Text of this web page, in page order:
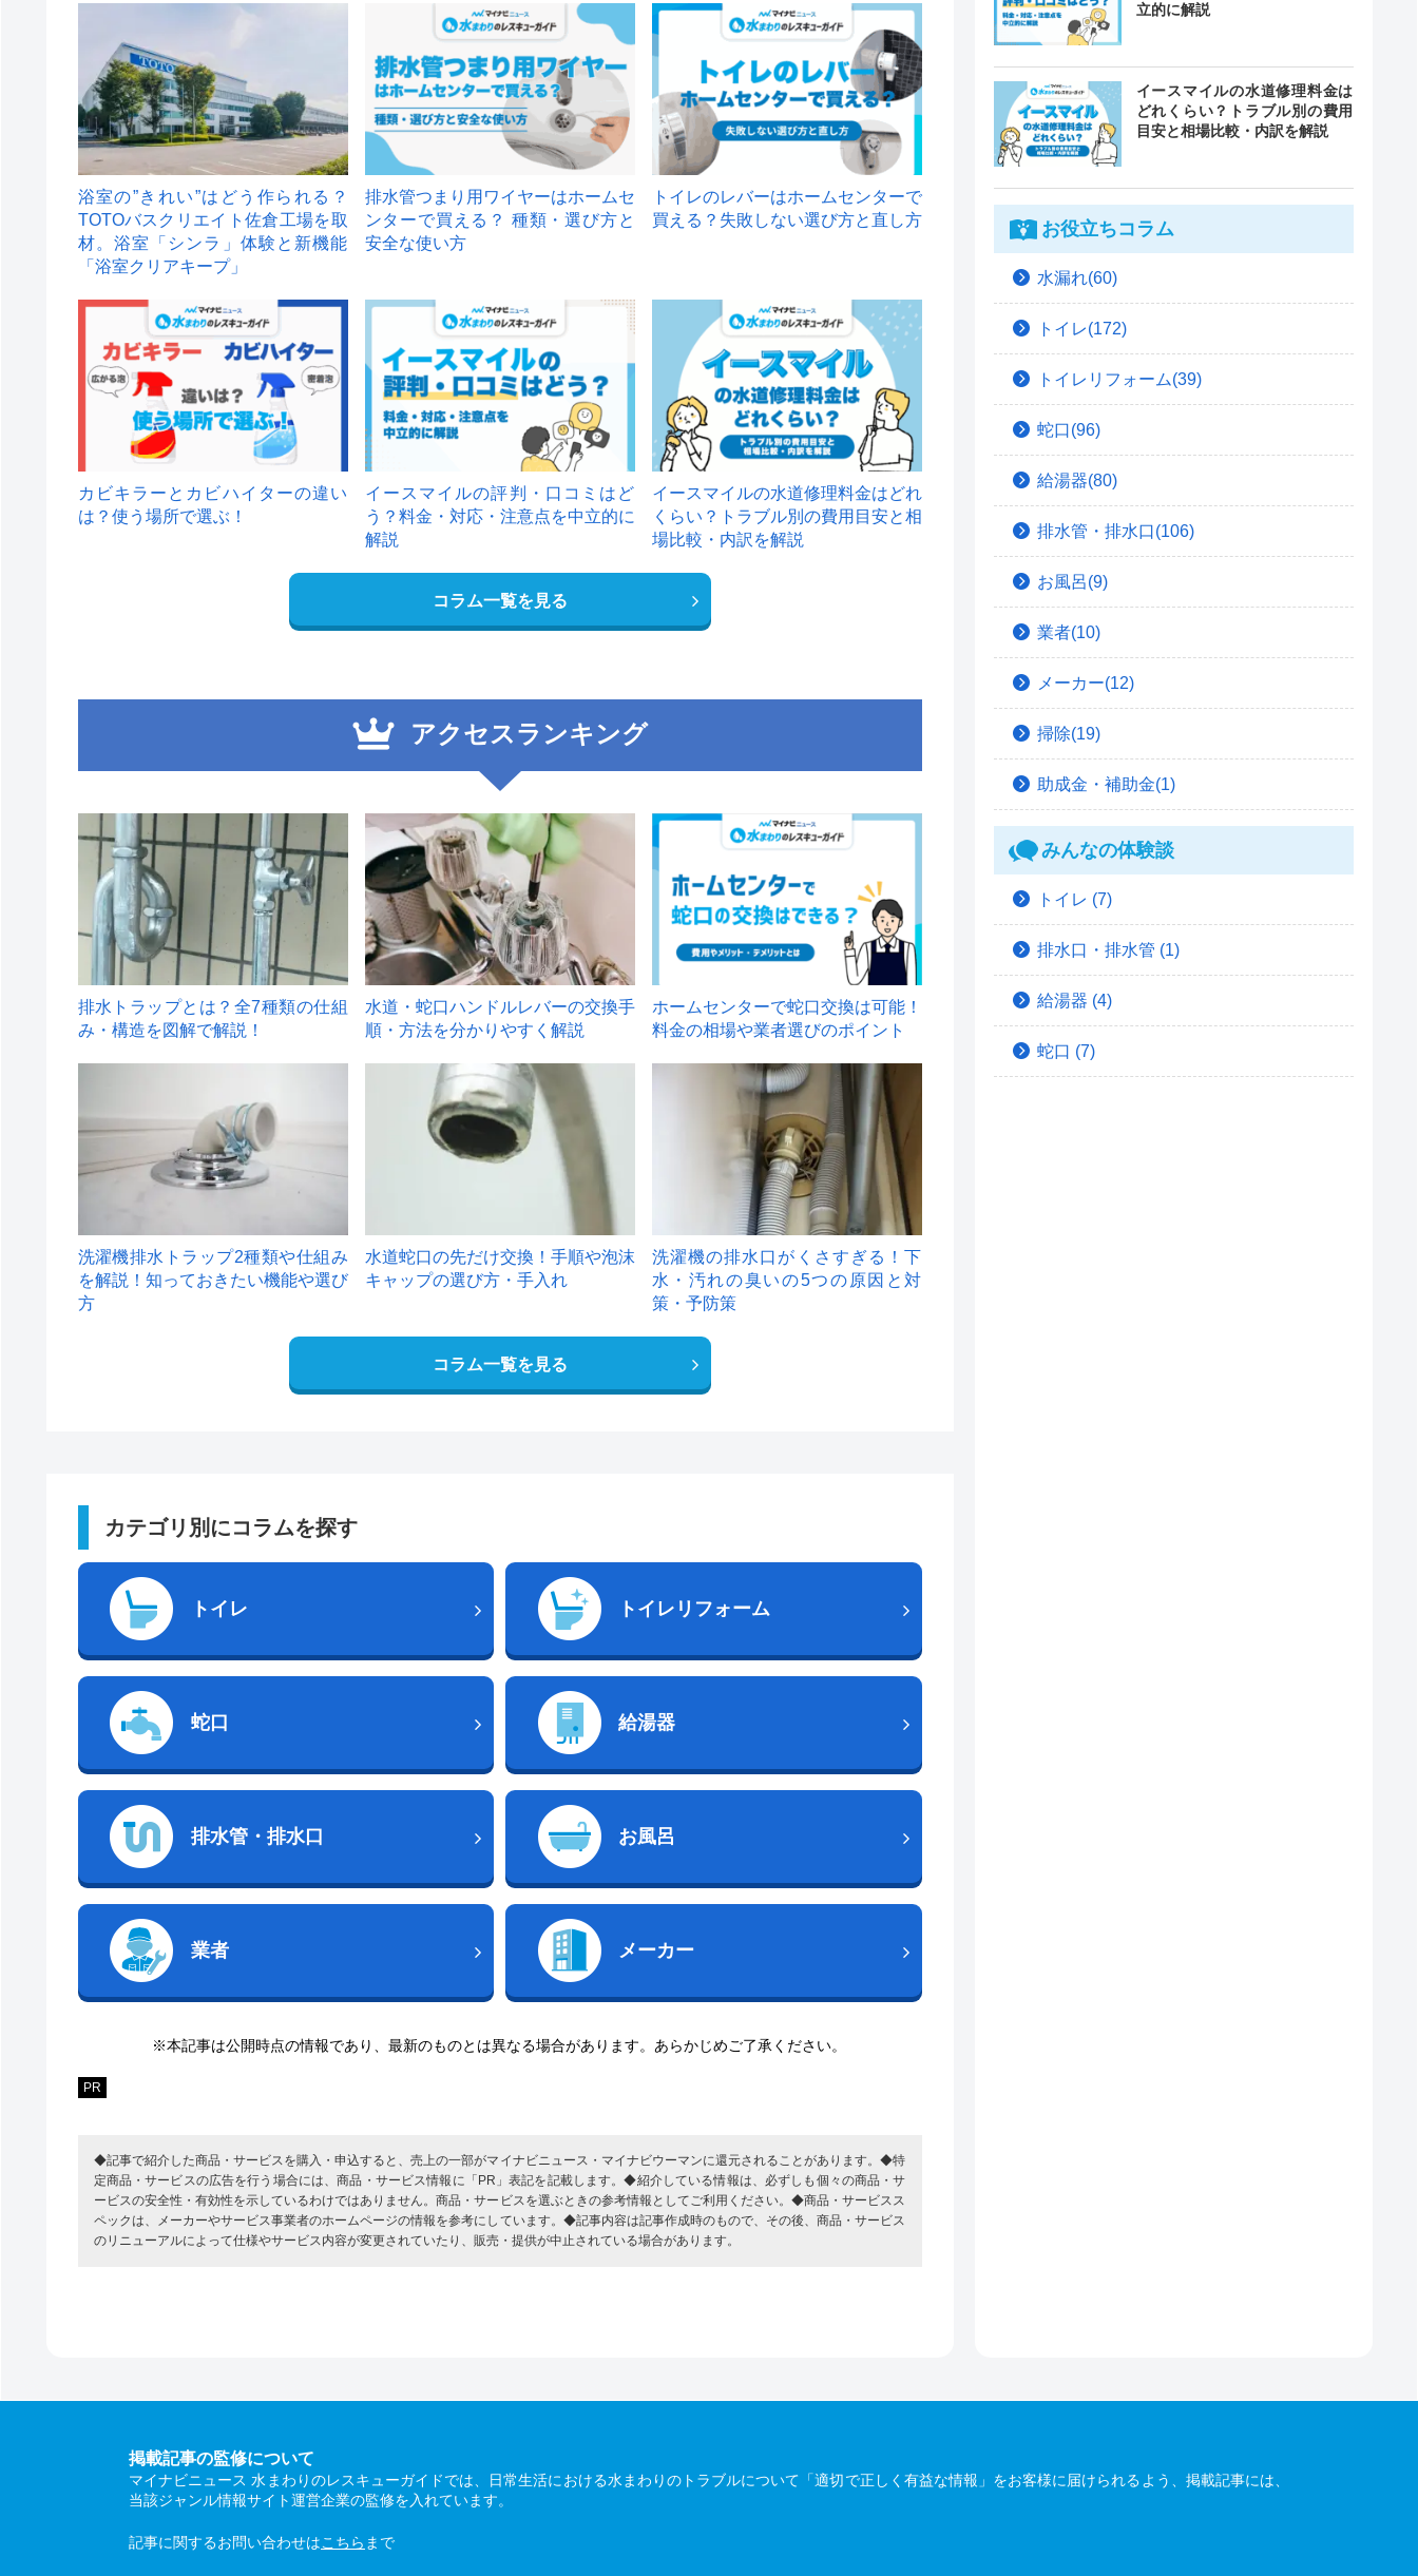
浴室の”きれい”はどう作られる？
TOTOバスクリエイト佐倉工場を取
材。浴室「シンラ」体験と新機能
「浴室クリアキープ」
排水管つまり用ワイヤーはホームセ
ンターで買える？ 種類・選び方と
安全な使い方
トイレのレバーはホームセンターで
買える？失敗しない選び方と直し方
カビキラーとカビハイターの違い
は？使う場所で選ぶ！
イースマイルの評判・口コミはど
う？料金・対応・注意点を中立的に
解説
イースマイルの水道修理料金はどれ
くらい？トラブル別の費用目安と相
場比較・内訳を解説
コラム一覧を見る
アクセスランキング
1
排水トラップとは？全7種類の仕組
み・構造を図解で解説！
2
水道・蛇口ハンドルレバーの交換手
順・方法を分かりやすく解説
ホームセンターで蛇口交換は可能！
料金の相場や業者選びのポイント
洗濯機排水トラップ2種類や仕組み
を解説！知っておきたい機能や選び
方
水道蛇口の先だけ交換！手順や泡沫
キャップの選び方・手入れ
洗濯機の排水口がくさすぎる！下
水・汚れの臭いの5つの原因と対
策・予防策
コラム一覧を見る
カテゴリ別にコラムを探す
トイレ トイレリフォーム
蛇口 給湯器
排水管・排水口 お風呂
業者 メーカー
※本記事は公開時点の情報であり、最新のものとは異なる場合があります。あらかじめご了承ください。
PR
◆記事で紹介した商品・サービスを購入・申込すると、売上の一部がマイナビニュース・マイナビウーマンに還元されることがあります。◆特
定商品・サービスの広告を行う場合には、商品・サービス情報に「PR」表記を記載します。◆紹介している情報は、必ずしも個々の商品・サ
ービスの安全性・有効性を示しているわけではありません。商品・サービスを選ぶときの参考情報としてご利用ください。◆商品・サービスス
ペックは、メーカーやサービス事業者のホームページの情報を参考にしています。◆記事内容は記事作成時のもので、その後、商品・サービス
のリニューアルによって仕様やサービス内容が変更されていたり、販売・提供が中止されている場合があります。
立的に解説
イースマイルの水道修理料金は
どれくらい？トラブル別の費用
目安と相場比較・内訳を解説
お役立ちコラム
水漏れ(60)
トイレ(172)
トイレリフォーム(39)
蛇口(96)
給湯器(80)
排水管・排水口(106)
お風呂(9)
業者(10)
メーカー(12)
掃除(19)
助成金・補助金(1)
みんなの体験談
トイレ (7)
排水口・排水管 (1)
給湯器 (4)
蛇口 (7)
掲載記事の監修について
マイナビニュース 水まわりのレスキューガイドでは、日常生活における水まわりのトラブルについて「適切で正しく有益な情報」をお客様に届けられるよう、掲載記事には、
当該ジャンル情報サイト運営企業の監修を入れています。
記事に関するお問い合わせはこちら まで